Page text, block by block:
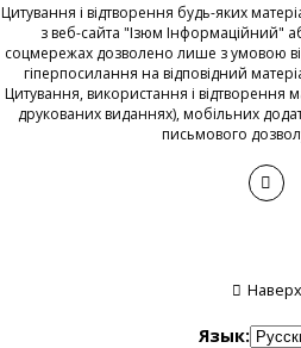
Цитування і відтворення будь-яких
з веб-сайта "Ізюм Інформаційний"
соцмережах дозволено лише з умовою
гіперпосилання на відповідний
Цитування, використання і відтворення
друкованих виданнях), мобільних
письмового
Наверх
Язык: